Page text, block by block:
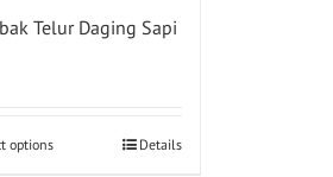
Telur Daging Sapi
options Details